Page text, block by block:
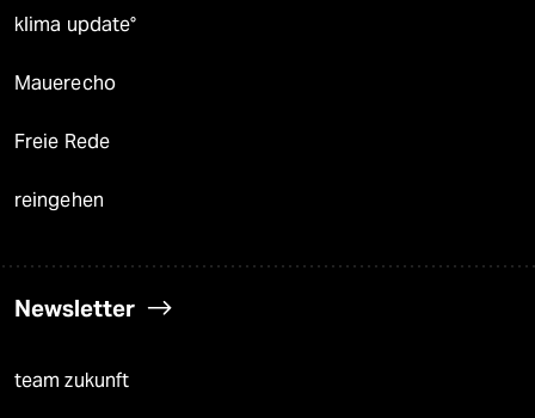
klima update°
Mauerecho
Freie Rede
reingehen
Newsletter
team zukunft